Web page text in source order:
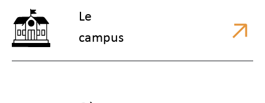
Le
campus